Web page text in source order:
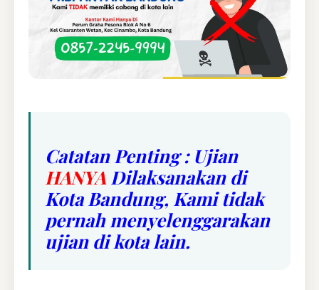
Catatan Penting : Ujian
HANYA Dilaksanakan di
Kota Bandung, Kami tidak
pernah menyelenggarakan
ujian di kota lain.